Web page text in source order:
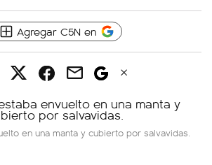
Agregar C5N en
en una manta y cubierto por salvavidas.